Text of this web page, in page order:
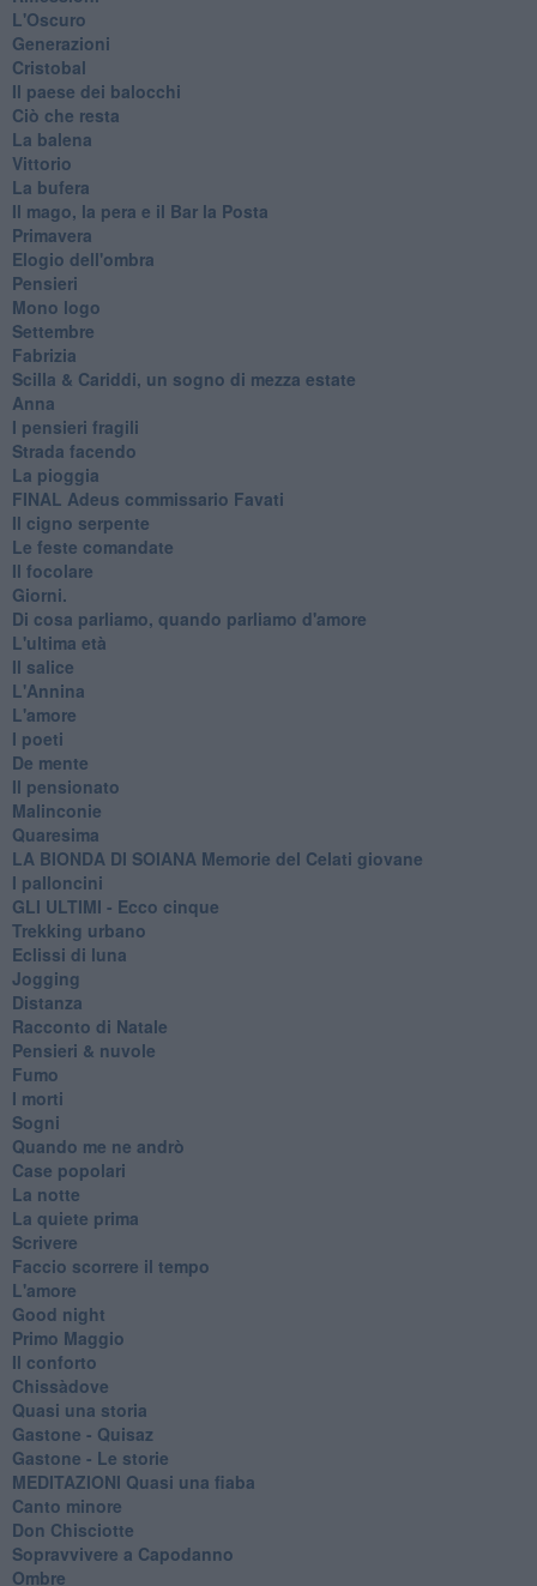
L'Oscuro
Generazioni
Cristobal
Il paese dei balocchi
Ciò che resta
La balena
Vittorio
La bufera
Il mago, la pera e il Bar la Posta
Primavera
Elogio dell'ombra
Pensieri
Mono logo
Settembre
Fabrizia
​Scilla & Cariddi, un sogno di mezza estate
Anna
I pensieri fragili
Strada facendo
La pioggia
FINAL Adeus commissario Favati
Il cigno serpente
Le feste comandate
Il focolare
Giorni.
Di cosa parliamo, quando parliamo d'amore
L'ultima età
Il salice
L'Annina
L'amore
I poeti
De mente
Il pensionato
Malinconie
Quaresima
LA BIONDA DI SOIANA Memorie del Celati giovane
I palloncini
GLI ULTIMI - Ecco cinque
Trekking urbano
Eclissi di luna
Jogging
Distanza
Racconto di Natale
Pensieri & nuvole
Fumo
I morti
Sogni
Quando me ne andrò
Case popolari
La notte
La quiete prima
Scrivere
Faccio scorrere il tempo
L'amore
Good night
Primo Maggio
Il conforto
Chissàdove
Quasi una storia
Gastone - Quisaz
Gastone - Le storie
MEDITAZIONI Quasi una fiaba
Canto minore
Don Chisciotte
Sopravvivere a Capodanno
Ombre